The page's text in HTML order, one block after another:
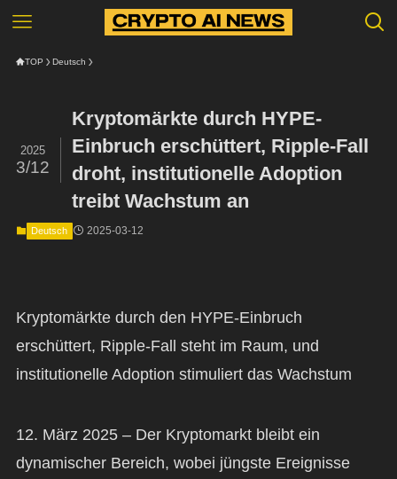
TOP Deutsch
Kryptomärkte durch HYPE-
Einbruch erschüttert, Ripple-Fall
droht, institutionelle Adoption
treibt Wachstum an
2025
3/12
Deutsch 2025-03-12
Kryptomärkte durch den HYPE-Einbruch
erschüttert, Ripple-Fall steht im Raum, und
institutionelle Adoption stimuliert das Wachstum
12. März 2025 – Der Kryptomarkt bleibt ein
dynamischer Bereich, wobei jüngste Ereignisse